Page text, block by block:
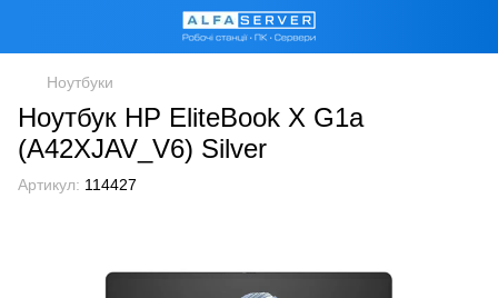
Ноутбуки
Ноутбук HP EliteBook X G1a
(A42XJAV_V6) Silver
Артикул: 114427